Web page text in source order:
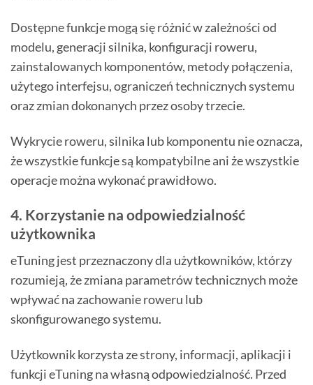
Dostępne funkcje mogą się różnić w zależności od
modelu, generacji silnika, konfiguracji roweru,
zainstalowanych komponentów, metody połączenia,
użytego interfejsu, ograniczeń technicznych systemu
oraz zmian dokonanych przez osoby trzecie.
Wykrycie roweru, silnika lub komponentu nie oznacza,
że wszystkie funkcje są kompatybilne ani że wszystkie
operacje można wykonać prawidłowo.
4. Korzystanie na odpowiedzialność
użytkownika
eTuning jest przeznaczony dla użytkowników, którzy
rozumieją, że zmiana parametrów technicznych może
wpływać na zachowanie roweru lub
skonfigurowanego systemu.
Użytkownik korzysta ze strony, informacji, aplikacji i
funkcji eTuning na własną odpowiedzialność. Przed